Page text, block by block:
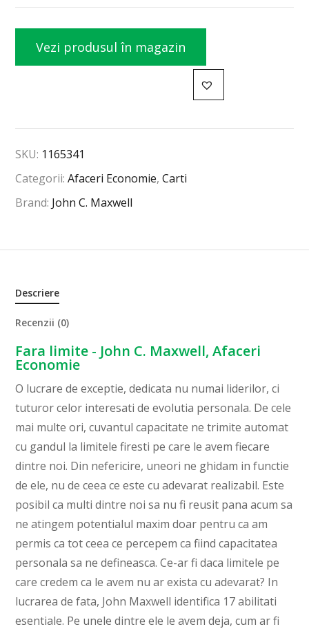
Vezi produsul în magazin
SKU: 1165341
Categorii:Afaceri Economie,Carti
Brand: John C. Maxwell
Descriere
Recenzii (0)
Fara limite - John C. Maxwell, Afaceri
Economie
O lucrare de exceptie, dedicata nu numai liderilor, ci
tuturor celor interesati de evolutia personala. De cele
mai multe ori, cuvantul capacitate ne trimite automat
cu gandul la limitele firesti pe care le avem fiecare
dintre noi. Din nefericire, uneori ne ghidam in functie
de ele, nu de ceea ce este cu adevarat realizabil. Este
posibil ca multi dintre noi sa nu fi reusit pana acum sa
ne atingem potentialul maxim doar pentru ca am
permis ca tot ceea ce percepem ca fiind capacitatea
personala sa ne defineasca. Ce-ar fi daca limitele pe
care credem ca le avem nu ar exista cu adevarat? In
lucrarea de fata, John Maxwell identifica 17 abilitati
esentiale. Pe unele dintre ele le avem deja, cum ar fi